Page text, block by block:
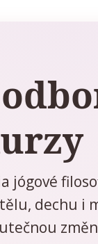
jógové
dechu i